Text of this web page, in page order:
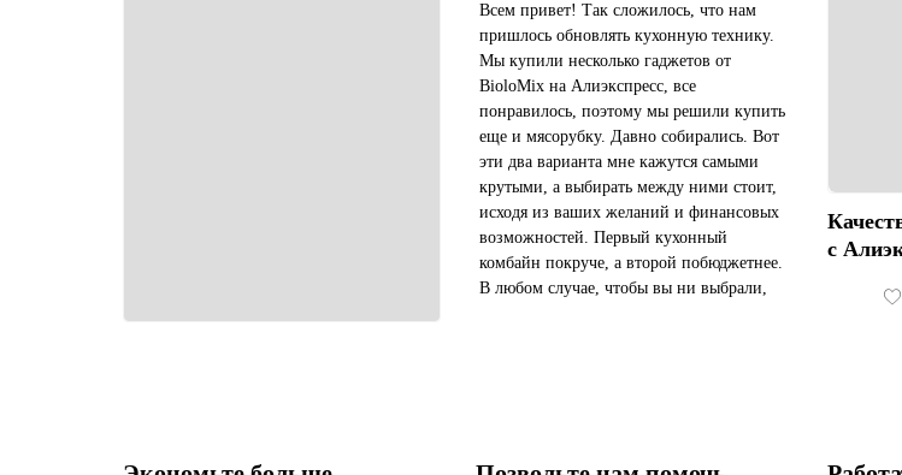
Всем привет! Так сложилось, что нам
пришлось обновлять кухонную технику.
Мы купили несколько гаджетов от
BioloMix на Алиэкспресс, все
понравилось, поэтому мы решили купить
еще и мясорубку. Давно собирались. Вот
эти два варианта мне кажутся самыми
крутыми, а выбирать между ними стоит,
исходя из ваших желаний и финансовых
возможностей. Первый кухонный
комбайн покруче, а второй побюджетнее.
В любом случае, чтобы вы ни выбрали,
с